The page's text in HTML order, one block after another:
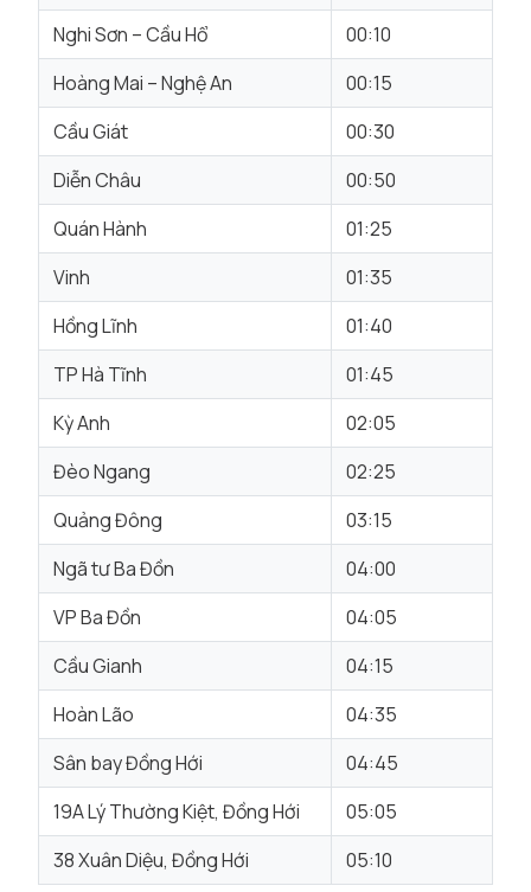
Nghi Sơn – Cầu Hổ
00:10
Hoàng Mai – Nghệ An
00:15
Cầu Giát
00:30
Diễn Châu
00:50
Quán Hành
01:25
Vinh
01:35
Hồng Lĩnh
01:40
TP Hà Tĩnh
01:45
Kỳ Anh
02:05
Đèo Ngang
02:25
Quảng Đông
03:15
Ngã tư Ba Đồn
04:00
VP Ba Đồn
04:05
Cầu Gianh
04:15
Hoàn Lão
04:35
Sân bay Đồng Hới
04:45
19A Lý Thường Kiệt, Đồng Hới
05:05
38 Xuân Diệu, Đồng Hới
05:10